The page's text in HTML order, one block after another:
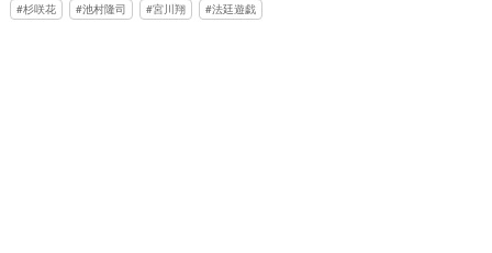
杉咲花 池村隆司 宮川翔 法廷遊戯